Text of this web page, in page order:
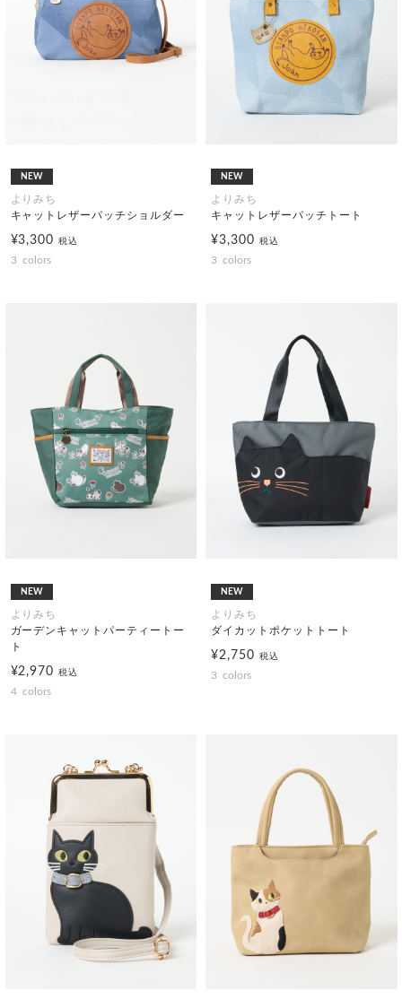
NEW
よりみち
キャットレザーパッチショルダー
¥3,300税込
3 colors
NEW
よりみち
キャットレザーパッチトート
¥3,300 税込
3 colors
NEW
よりみち
ガーデンキャットパーティートー
ト
¥2,970税込
4 colors
NEW
よりみち
ダイカットポケットトート
¥2,750 税込
3 colors